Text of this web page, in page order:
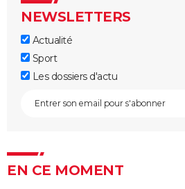
NEWSLETTERS
Actualité
Sport
Les dossiers d'actu
EN CE MOMENT